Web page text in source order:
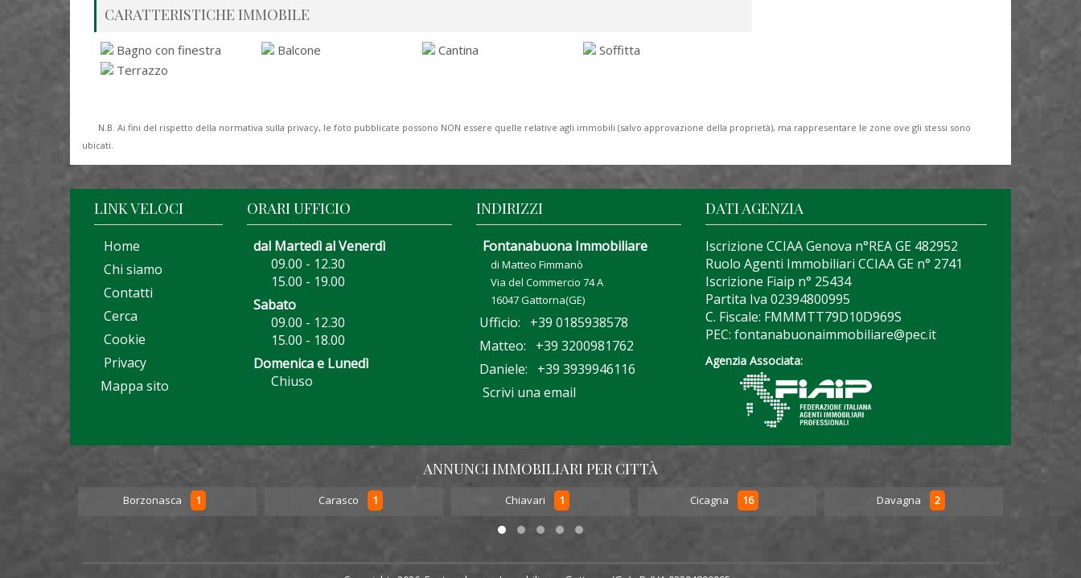
CARATTERISTICHE IMMOBILE
Bagno con finestra Balcone Cantina
Soffitta
Terrazzo
N.B. Ai fini del rispetto della normativa sulla privacy, le foto pubblicate possono NON essere quelle relative agli immobili (salvo approvazione della proprietà), ma rappresentare le zone ove gli stessi sono
ubicati.
LINK VELOCI
Home
Chi siamo
Contatti
Cerca
Cookie
Privacy
Mappa sito
ORARI UFFICIO
dal Martedì al Venerdì
09.00 - 12.30
15.00 - 19.00
Sabato
09.00 - 12.30
15.00 - 18.00
Domenica e Lunedì
Chiuso
INDIRIZZI
Fontanabuona Immobiliare
di Matteo Fimmanò
Via del Commercio 74 A
16047 Gattorna(GE)
Ufficio: +39 0185938578
Matteo: +39 3200981762
Daniele: +39 3939946116
Scrivi una email
DATI AGENZIA
Iscrizione CCIAA Genova n°REA GE 482952
Ruolo Agenti Immobiliari CCIAA GE n° 2741
Iscrizione Fiaip n° 25434
Partita Iva 02394800995
C. Fiscale: FMMMTT79D10D969S
PEC: fontanabuonaimmobiliare@pec.it
Agenzia Associata:
ANNUNCI IMMOBILIARI PER CITTÀ
Borzonasca 1 Carasco 1 Chiavari 1 Cicagna 16 Davagna 2